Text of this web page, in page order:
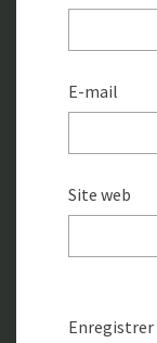
E-mail
Site web